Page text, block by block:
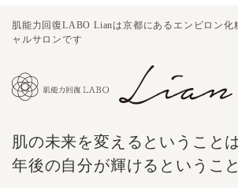
肌能力回復LABO Lianは京都にあるエンビロン化
ャルサロンです
肌の未来を変えるということ
年後の自分が輝けるということ